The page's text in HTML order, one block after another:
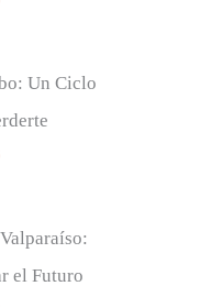
Un Ciclo
el Futuro